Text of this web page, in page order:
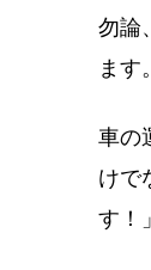
勿論
ます。
車の
けで
す！